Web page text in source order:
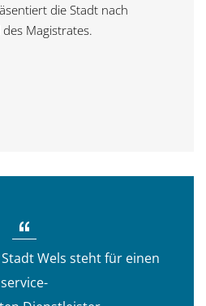
die Stadt nach
Magistrates.
Wels steht für einen
service-